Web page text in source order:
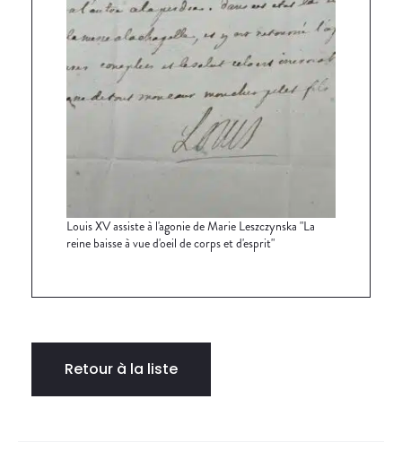
Louis XV assiste à l'agonie de Marie Leszczynska "La
reine baisse à vue d'oeil de corps et d'esprit"
Retour à la liste